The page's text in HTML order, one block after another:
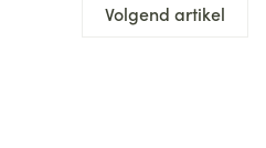
Volgend artikel